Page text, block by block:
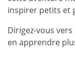
inspirer petits et
Dirigez-vous vers
en apprendre